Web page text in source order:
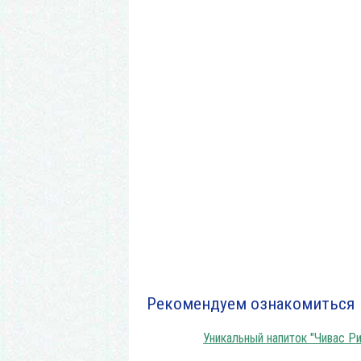
Рекомендуем ознакомиться
Уникальный напиток "Чивас